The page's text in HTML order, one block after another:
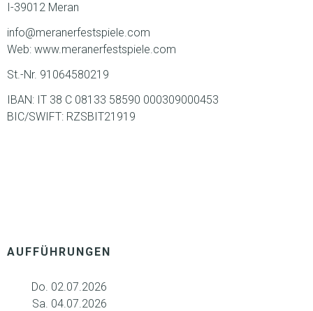
I-39012 Meran
info@meranerfestspiele.com
Web: www.meranerfestspiele.com
St.-Nr. 91064580219
IBAN: IT 38 C 08133 58590 000309000453
BIC/SWIFT: RZSBIT21919
AUFFÜHRUNGEN
Do. 02.07.2026
Sa. 04.07.2026